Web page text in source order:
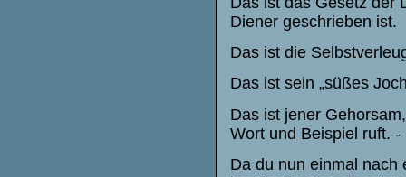
Diener geschrieben ist.
Das ist die
Das ist sein „süßes
Das ist jener
Wort und Beispiel ruft. -
Da du nun einmal nach